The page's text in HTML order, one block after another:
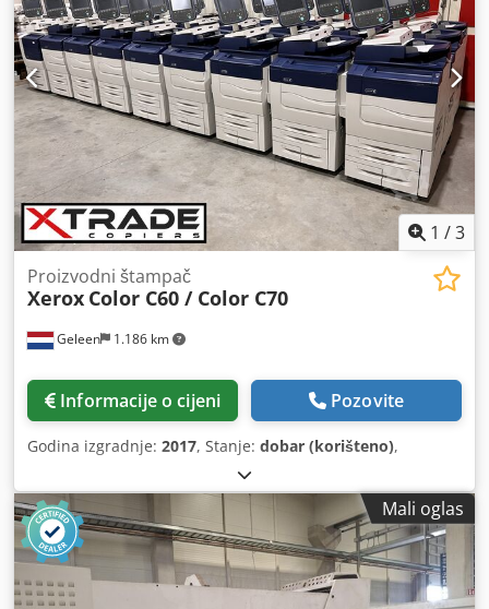
1 /3
Geleen 1.186 km
Proizvodni štampač
Xerox Color C60 / Color C70
Informacije o cijeni Pozovite
Godina izgradnje: 2017, Stanje: dobar (korišteno),
Mali oglas